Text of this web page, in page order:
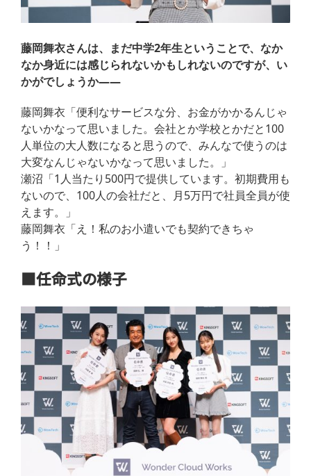
藤岡舞衣さんは、まだ中学2年生ということで、なか
なか身近には感じられないかもしれないのですが、い
かがでしょうか——
藤岡舞衣「便利なサービスな分、お金がかかるんじゃ
ないかなって思いました。会社とか学校とかだと100
人単位の大人数になると思うので、みんなで使うのは
大変なんじゃないかなって思いました。」
瀬沼「1人当たり500円で提供しています。初期費用も
ないので、100人の会社だと、月5万円で社員全員が使
えます。」
藤岡舞衣「え！私のお小遣いでも契約できちゃ
う！！」
■任命式の様子